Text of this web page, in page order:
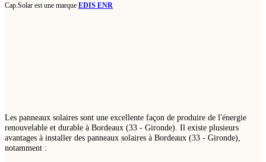
Cap.Solar est une marque EDIS ENR
Les panneaux solaires sont une excellente façon de produire de l'énergie
renouvelable et durable à Bordeaux (33 - Gironde). Il existe plusieurs
avantages à installer des panneaux solaires à Bordeaux (33 - Gironde),
notamment :